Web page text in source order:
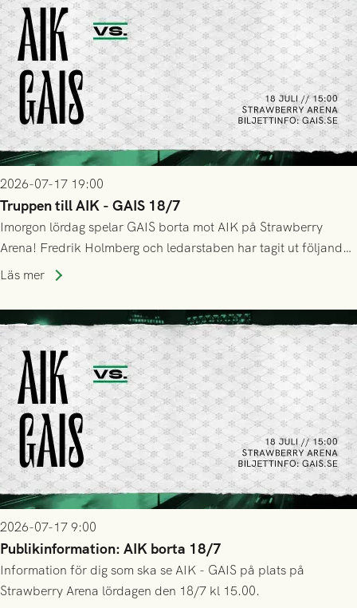
2026-07-17 19:00
Truppen till AIK - GAIS 18/7
Imorgon lördag spelar GAIS borta mot AIK på Strawberry
Arena! Fredrik Holmberg och ledarstaben har tagit ut följande
trupp till matchen:
Läs mer
2026-07-17 9:00
Publikinformation: AIK borta 18/7
Information för dig som ska se AIK - GAIS på plats på
Strawberry Arena lördagen den 18/7 kl 15.00.